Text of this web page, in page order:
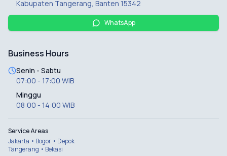
Kabupaten Tangerang, Banten 15342
WhatsApp
Business Hours
Senin - Sabtu
07:00 - 17:00 WIB
Minggu
08:00 - 14:00 WIB
Service Areas
Jakarta • Bogor • Depok
Tangerang • Bekasi